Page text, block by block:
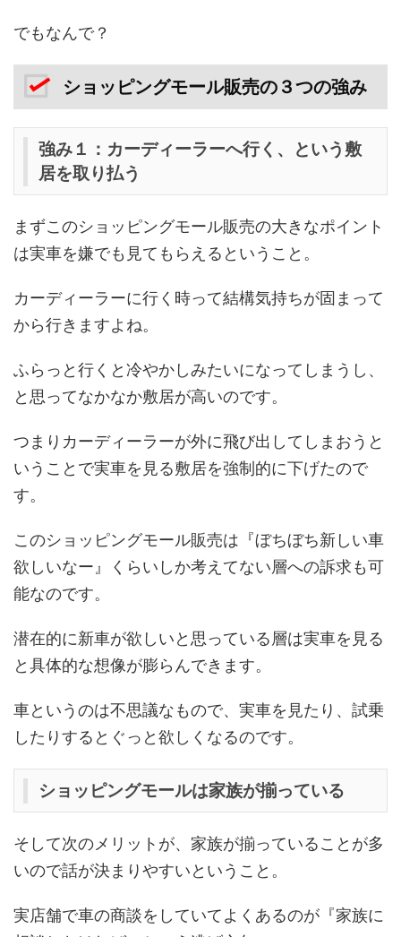
でもなんで？
ショッピングモール販売の３つの強み
強み１：カーディーラーへ行く、という敷
居を取り払う
まずこのショッピングモール販売の大きなポイント
は実車を嫌でも見てもらえるということ。
カーディーラーに行く時って結構気持ちが固まって
から行きますよね。
ふらっと行くと冷やかしみたいになってしまうし、
と思ってなかなか敷居が高いのです。
つまりカーディーラーが外に飛び出してしまおうと
いうことで実車を見る敷居を強制的に下げたので
す。
このショッピングモール販売は『ぼちぼち新しい車
欲しいなー』くらいしか考えてない層への訴求も可
能なのです。
潜在的に新車が欲しいと思っている層は実車を見る
と具体的な想像が膨らんできます。
車というのは不思議なもので、実車を見たり、試乗
したりするとぐっと欲しくなるのです。
ショッピングモールは家族が揃っている
そして次のメリットが、家族が揃っていることが多
いので話が決まりやすいということ。
実店舗で車の商談をしていてよくあるのが『家族に